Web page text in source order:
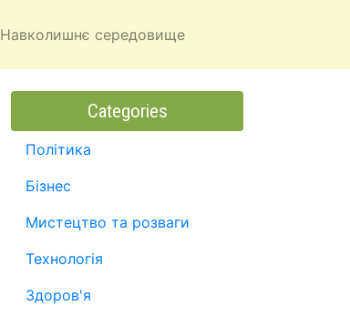
Навколишнє середовище
Categories
Політика
Бізнес
Мистецтво та розваги
Технологія
Здоров'я